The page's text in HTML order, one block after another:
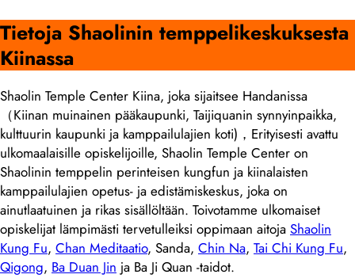
Tietoja Shaolinin temppelikeskuksesta
Kiinassa
Shaolin Temple Center Kiina, joka sijaitsee Handanissa
（Kiinan muinainen pääkaupunki, Taijiquanin synnyinpaikka,
kulttuurin kaupunki ja kamppailulajien koti)，Erityisesti avattu
ulkomaalaisille opiskelijoille, Shaolin Temple Center on
Shaolinin temppelin perinteisen kungfun ja kiinalaisten
kamppailulajien opetus- ja edistämiskeskus, joka on
ainutlaatuinen ja rikas sisällöltään. Toivotamme ulkomaiset
opiskelijat lämpimästi tervetulleiksi oppimaan aitoja Shaolin
Kung Fu, Chan Meditaatio, Sanda, Chin Na, Tai Chi Kung Fu,
Qigong, Ba Duan Jin ja Ba Ji Quan -taidot.